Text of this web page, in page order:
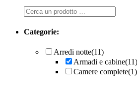
Ricerca
Categorie:
Arredi notte(11)
Armadi e cabine(11)
Camere complete(1)